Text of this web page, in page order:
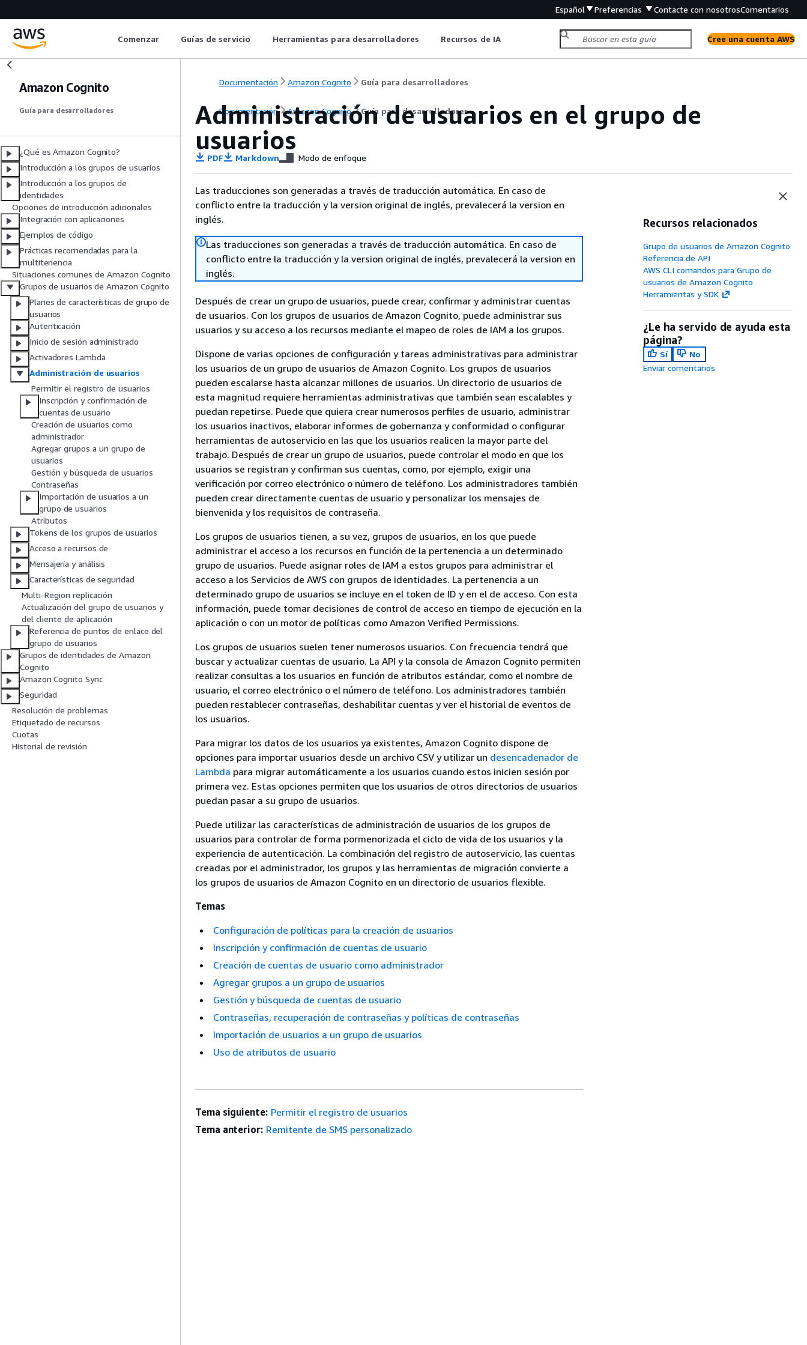
Español Preferencias Contacte con nosotrosComentarios
Comenzar Guías de servicio Herramientas para desarrolladores Recursos de IA Cree una cuenta AWS
Amazon Cognito
Guía para desarrolladores
¿Qué es Amazon Cognito?
Introducción a los grupos de usuarios
Introducción a los grupos de
identidades
Opciones de introducción adicionales
Integración con aplicaciones
Ejemplos de código
Prácticas recomendadas para la
multitenencia
Situaciones comunes de Amazon Cognito
Grupos de usuarios de Amazon Cognito
Planes de características de grupo de
usuarios
Autenticación
Inicio de sesión administrado
Activadores Lambda
Administración de usuarios
Permitir el registro de usuarios
Inscripción y confirmación de
cuentas de usuario
Creación de usuarios como
administrador
Agregar grupos a un grupo de
usuarios
Gestión y búsqueda de usuarios
Contraseñas
Importación de usuarios a un
grupo de usuarios
Atributos
Tokens de los grupos de usuarios
Acceso a recursos de
Mensajería y análisis
Características de seguridad
Multi-Region replicación
Actualización del grupo de usuarios y
del cliente de aplicación
Referencia de puntos de enlace del
grupo de usuarios
Grupos de identidades de Amazon
Cognito
Amazon Cognito Sync
Seguridad
Resolución de problemas
Etiquetado de recursos
Cuotas
Historial de revisión
Documentación Amazon Cognito Guía para desarrolladores
Documentación Amazon Cognito Guía para desarrolladores
Administración de usuarios en el grupo de
usuarios
PDF Markdown Modo de enfoque
Las traducciones son generadas a través de traducción automática. En caso de
conflicto entre la traducción y la version original de inglés, prevalecerá la version en
inglés.
Las traducciones son generadas a través de traducción automática. En caso de
conflicto entre la traducción y la version original de inglés, prevalecerá la version en
inglés.
Después de crear un grupo de usuarios, puede crear, confirmar y administrar cuentas
de usuarios. Con los grupos de usuarios de Amazon Cognito, puede administrar sus
usuarios y su acceso a los recursos mediante el mapeo de roles de IAM a los grupos.
Dispone de varias opciones de configuración y tareas administrativas para administrar
los usuarios de un grupo de usuarios de Amazon Cognito. Los grupos de usuarios
pueden escalarse hasta alcanzar millones de usuarios. Un directorio de usuarios de
esta magnitud requiere herramientas administrativas que también sean escalables y
puedan repetirse. Puede que quiera crear numerosos perfiles de usuario, administrar
los usuarios inactivos, elaborar informes de gobernanza y conformidad o configurar
herramientas de autoservicio en las que los usuarios realicen la mayor parte del
trabajo. Después de crear un grupo de usuarios, puede controlar el modo en que los
usuarios se registran y confirman sus cuentas, como, por ejemplo, exigir una
verificación por correo electrónico o número de teléfono. Los administradores también
pueden crear directamente cuentas de usuario y personalizar los mensajes de
bienvenida y los requisitos de contraseña.
Los grupos de usuarios tienen, a su vez, grupos de usuarios, en los que puede
administrar el acceso a los recursos en función de la pertenencia a un determinado
grupo de usuarios. Puede asignar roles de IAM a estos grupos para administrar el
acceso a los Servicios de AWS con grupos de identidades. La pertenencia a un
determinado grupo de usuarios se incluye en el token de ID y en el de acceso. Con esta
información, puede tomar decisiones de control de acceso en tiempo de ejecución en la
aplicación o con un motor de políticas como Amazon Verified Permissions.
Los grupos de usuarios suelen tener numerosos usuarios. Con frecuencia tendrá que
buscar y actualizar cuentas de usuario. La API y la consola de Amazon Cognito permiten
realizar consultas a los usuarios en función de atributos estándar, como el nombre de
usuario, el correo electrónico o el número de teléfono. Los administradores también
pueden restablecer contraseñas, deshabilitar cuentas y ver el historial de eventos de
los usuarios.
Para migrar los datos de los usuarios ya existentes, Amazon Cognito dispone de
opciones para importar usuarios desde un archivo CSV y utilizar un desencadenador de
Lambda para migrar automáticamente a los usuarios cuando estos inicien sesión por
primera vez. Estas opciones permiten que los usuarios de otros directorios de usuarios
puedan pasar a su grupo de usuarios.
Puede utilizar las características de administración de usuarios de los grupos de
usuarios para controlar de forma pormenorizada el ciclo de vida de los usuarios y la
experiencia de autenticación. La combinación del registro de autoservicio, las cuentas
creadas por el administrador, los grupos y las herramientas de migración convierte a
los grupos de usuarios de Amazon Cognito en un directorio de usuarios flexible.
Temas
Configuración de políticas para la creación de usuarios
Inscripción y confirmación de cuentas de usuario
Creación de cuentas de usuario como administrador
Agregar grupos a un grupo de usuarios
Gestión y búsqueda de cuentas de usuario
Contraseñas, recuperación de contraseñas y políticas de contraseñas
Importación de usuarios a un grupo de usuarios
Uso de atributos de usuario
Recursos relacionados
Grupo de usuarios de Amazon Cognito
Referencia de API
AWS CLI comandos para Grupo de
usuarios de Amazon Cognito
Herramientas y SDK
¿Le ha servido de ayuda esta
página?
Sí
No
Enviar comentarios
Tema siguiente: Permitir el registro de usuarios
Tema anterior: Remitente de SMS personalizado